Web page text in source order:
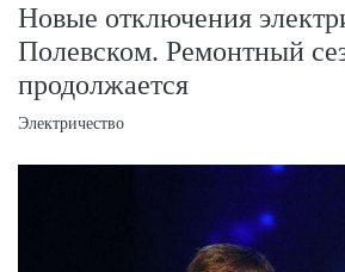
Новые отключения
Полевском. Ремонтный
продолжается
Электричество